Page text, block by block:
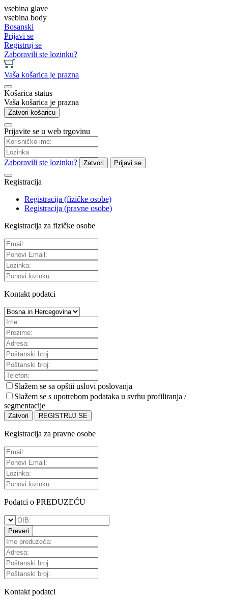
vsebina glave
vsebina body
Bosanski
Prijavi se
Registruj se
Zaboravili ste lozinku?
Vaša košarica je prazna
Košarica status
Vaša košarica je prazna
Zatvori košaricu
Prijavite se u web trgovinu
Zaboravili ste lozinku? Zatvori Prijavi se
Registracija
Registracija (fizičke osobe)
Registracija (pravne osobe)
Registracija za fizičke osobe
Kontakt podatci
Slažem se sa opštii uslovi poslovanja
Slažem se s upotrebom podataka u svrhu profiliranja /
segmentacije
Zatvori REGISTRUJ SE
Registracija za pravne osobe
Podatci o PREDUZEĆU
Preveri
Kontakt podatci